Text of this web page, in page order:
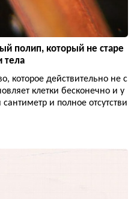
полип, который не старе
тела
которое действительно не с
клетки бесконечно и у
и полное отсутстви